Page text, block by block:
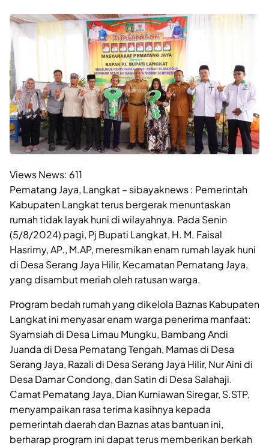
Views News: 611
Pematang Jaya, Langkat – sibayaknews : Pemerintah
Kabupaten Langkat terus bergerak menuntaskan
rumah tidak layak huni di wilayahnya. Pada Senin
(5/8/2024) pagi, Pj Bupati Langkat, H. M. Faisal
Hasrimy, AP., M.AP, meresmikan enam rumah layak huni
di Desa Serang Jaya Hilir, Kecamatan Pematang Jaya,
yang disambut meriah oleh ratusan warga.
Program bedah rumah yang dikelola Baznas Kabupaten
Langkat ini menyasar enam warga penerima manfaat:
Syamsiah di Desa Limau Mungku, Bambang Andi
Juanda di Desa Pematang Tengah, Mamas di Desa
Serang Jaya, Razali di Desa Serang Jaya Hilir, Nur Aini di
Desa Damar Condong, dan Satin di Desa Salahaji.
Camat Pematang Jaya, Dian Kurniawan Siregar, S.STP,
menyampaikan rasa terima kasihnya kepada
pemerintah daerah dan Baznas atas bantuan ini,
berharap program ini dapat terus memberikan berkah